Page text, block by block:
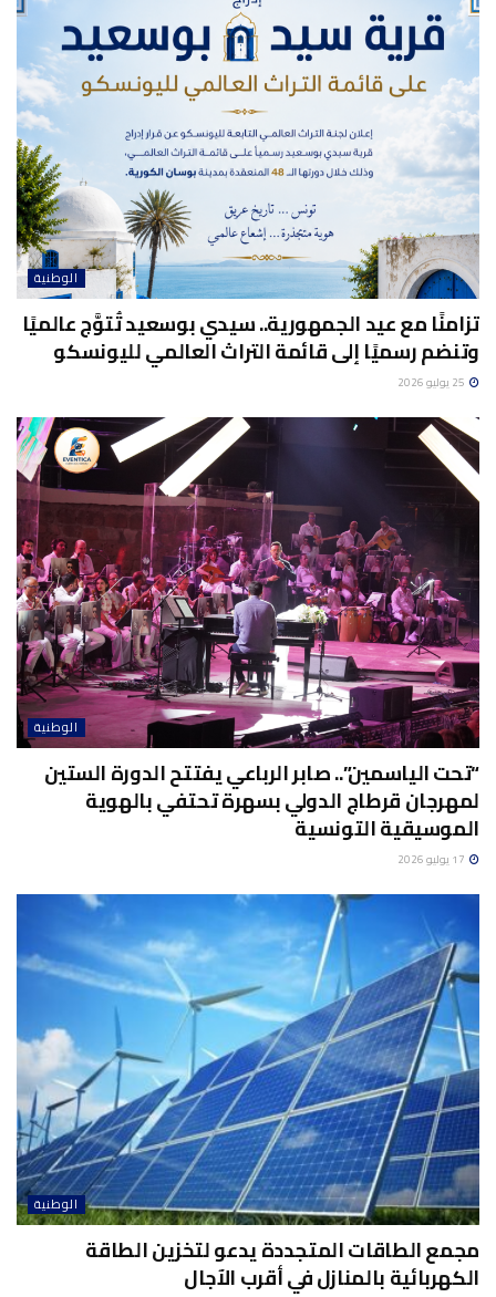
الوطنية
تزامنًا مع عيد الجمهورية.. سيدي بوسعيد تُتوَّج عالميًا
وتنضم رسميًا إلى قائمة التراث العالمي لليونسكو
الوطنية
“تحت الياسمين”.. صابر الرباعي يفتتح الدورة الستين
لمهرجان قرطاج الدولي بسهرة تحتفي بالهوية
الموسيقية التونسية
الوطنية
مجمع الطاقات المتجددة يدعو لتخزين الطاقة
الكهربائية بالمنازل في أقرب الآجال